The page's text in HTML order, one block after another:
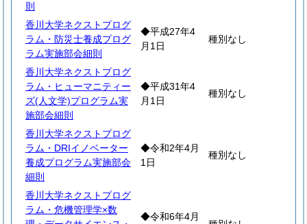
則
香川大学ネクストプログ
ラム・防災士養成プログ
ラム実施部会細則
◆平成27年4
月1日
種別なし
香川大学ネクストプログ
ラム・ヒューマニティー
ズ(人文学)プログラム実
施部会細則
◆平成31年4
月1日
種別なし
香川大学ネクストプログ
ラム・DRIイノベーター
養成プログラム実施部会
細則
◆令和2年4月
1日
種別なし
香川大学ネクストプログ
ラム・危機管理学×数
◆令和6年4月